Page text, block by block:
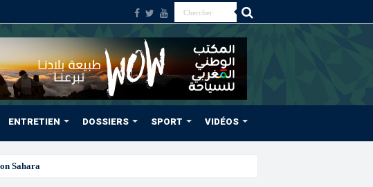
ENTRETIEN DOSSIERS SPORT VIDÉOS